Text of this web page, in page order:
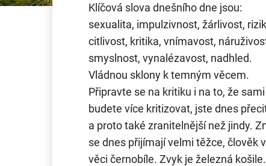
Klíčová slova dnešního dne jsou:
sexualita, impulzivnost, žárlivost,
citlivost, kritika, vnímavost,
smyslnost, vynalézavost, nadhled.
Vládnou sklony k temným věcem.
Připravte se na kritiku i na to, že sami
budete více kritizovat, jste dnes
a proto také zranitelnější než jindy.
se dnes přijímají velmi těžce, člověk
věci černobíle. Zvyk je železná košile.